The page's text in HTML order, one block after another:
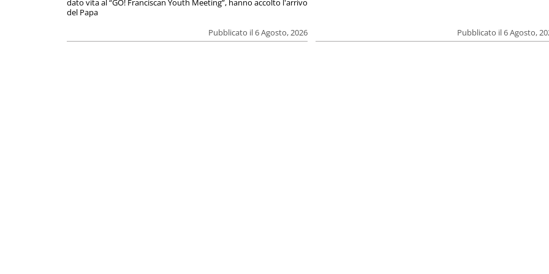
Pubblicato il 6 Agosto, 2026
dato vita al “GO! Franciscan Youth Meeting”, hanno accolto l'arrivo
del Papa
Pubblicato il 6 Agosto,